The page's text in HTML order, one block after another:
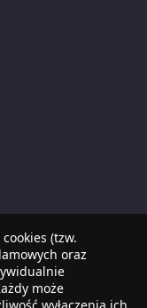
(tzw.
oraz
może